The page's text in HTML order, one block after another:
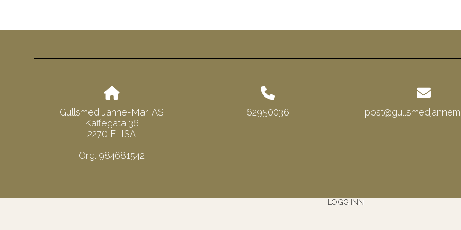
Gullsmed Janne-Mari AS
Kaffegata 36
2270 FLISA
Org. 984681542
62950036
LOGG INN